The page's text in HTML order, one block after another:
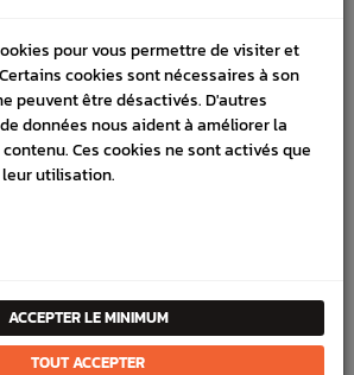
& Vortex de toit
LA MÊME
pour vous permettre de visiter et
cookies sont nécessaires à son
peuvent être désactivés. D'autres
données nous aident à améliorer la
Ces cookies ne sont activés que
utilisation.
ACCEPTER LE MINIMUM
TOUT ACCEPTER